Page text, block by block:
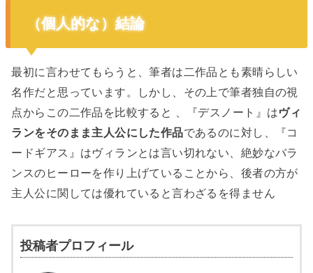
（個人的な）結論
最初に言わせてもらうと、筆者は二作品とも素晴らしい
名作だと思っています。しかし、その上で筆者独自の視
点からこの二作品を比較すると 、『デスノート』はヴィ
ランをそのまま主人公にした作品であるのに対し、『コ
ードギアス』はヴィランとは言い切れない、絶妙なバラ
ンスのヒーローを作り上げていることから、後者の方が
主人公に関しては優れていると言わざるを得ません
投稿者プロフィール